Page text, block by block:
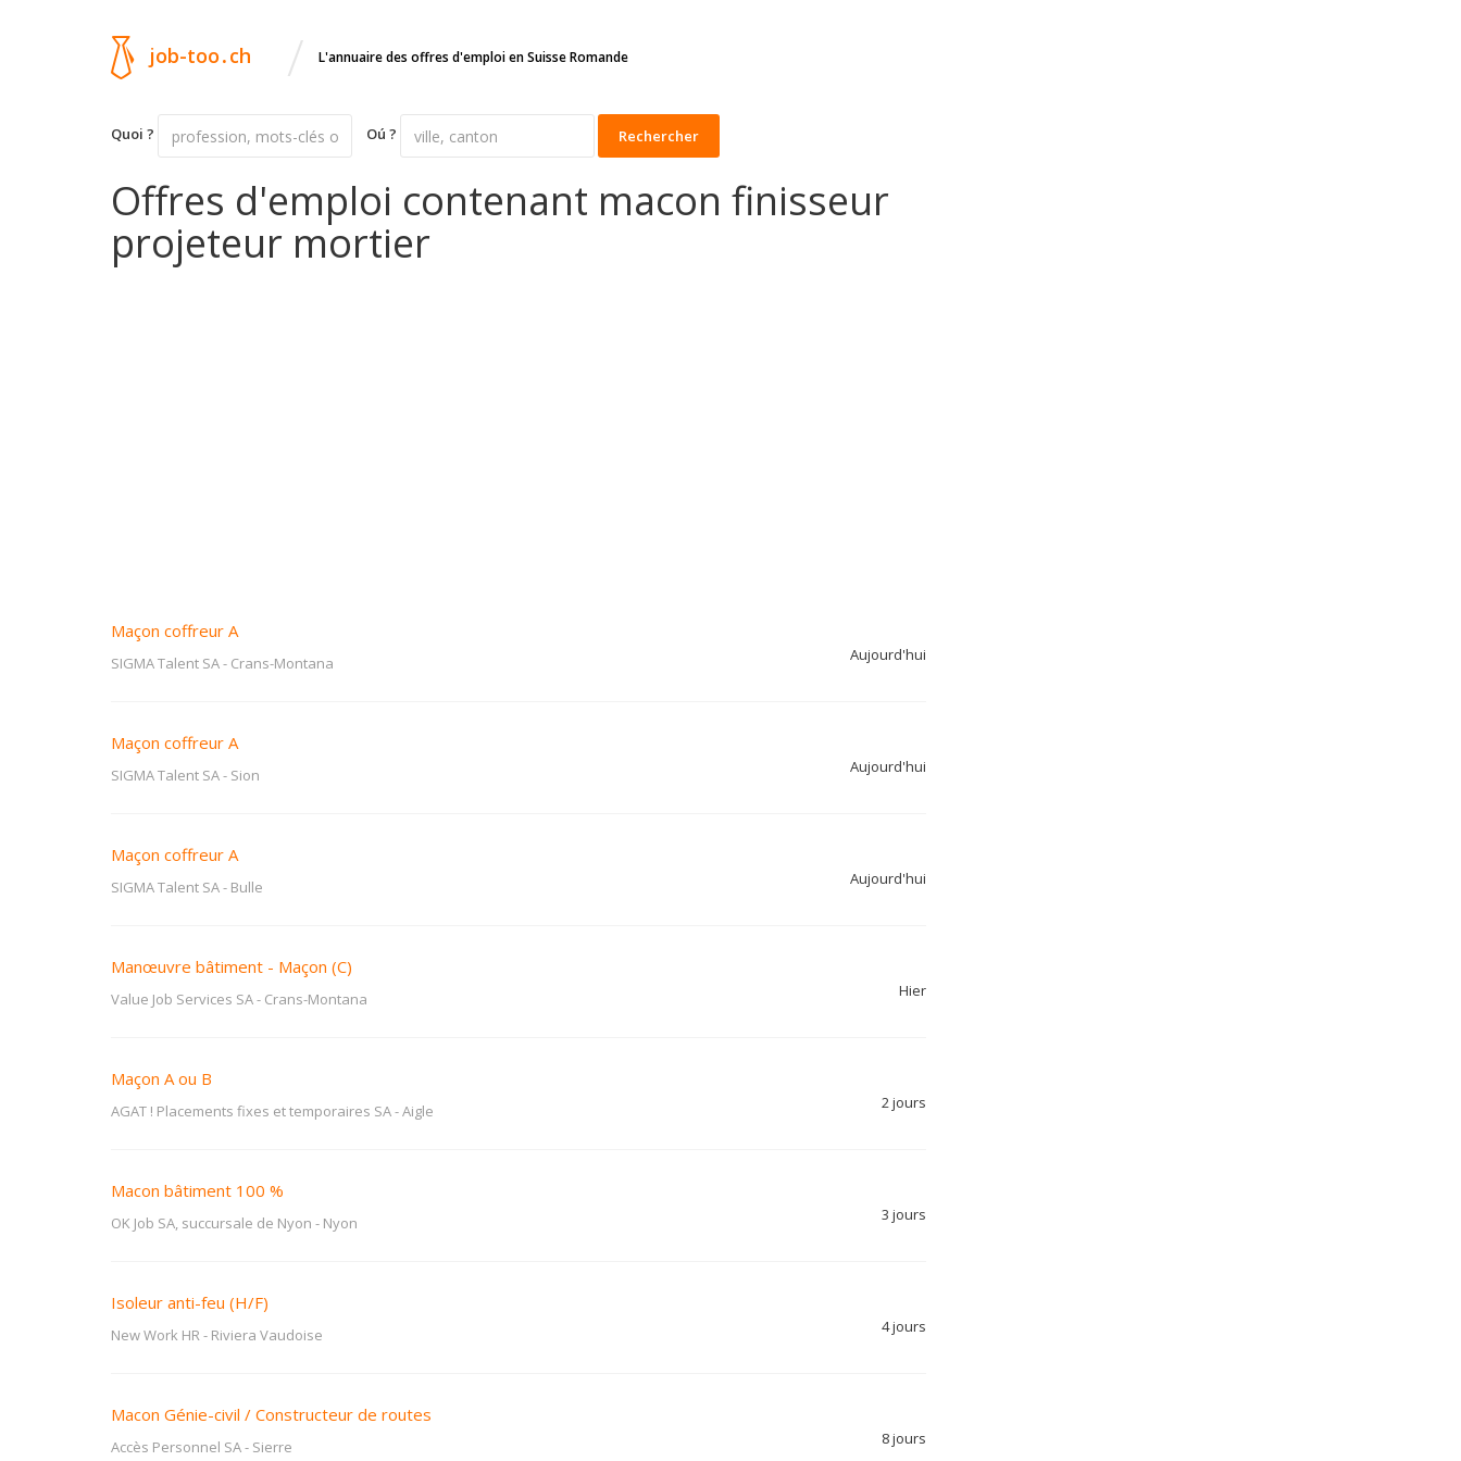
job-too.ch / L'annuaire des offres d'emploi en Suisse Romande
Quoi ? Oú ? Rechercher
Offres d'emploi contenant macon finisseur
projeteur mortier
Maçon coffreur A
SIGMA Talent SA- Crans-Montana Aujourd'hui
Maçon coffreur A
SIGMA Talent SA- Sion Aujourd'hui
Maçon coffreur A
SIGMA Talent SA- Bulle Aujourd'hui
Manœuvre bâtiment - Maçon (C)
Value Job Services SA- Crans-Montana Hier
Maçon A ou B
AGAT ! Placements fixes et temporaires SA-Aigle 2 jours
Macon bâtiment 100 %
OK Job SA, succursale de Nyon - Nyon 3 jours
Isoleur anti-feu (H/F)
New Work HR- Riviera Vaudoise 4 jours
Macon Génie-civil / Constructeur de routes
Accès Personnel SA- Sierre 8 jours